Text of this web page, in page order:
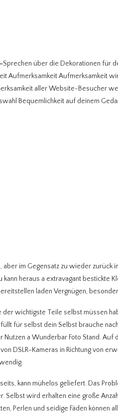
–Sprechen über die Dekorationen für
Aufmerksamkeit Aufmerksamkeit
aller Website-Besucher
Bequemlichkeit auf deinem
aber im Gegensatz zu wieder
kann heraus a extravagant bestickte
laden Vergnügen,
der wichtigste Teile selbst müssen
für selbst dein Selbst brauche
Nutzen a Wunderbar Foto Stand.
DSLR-Kameras in Richtung von
kann mühelos geliefert. Das
Selbst wird erhalten eine große
Perlen und seidige Fäden können